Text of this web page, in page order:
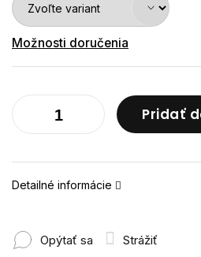
Možnosti doručenia
Pridať
Detailné informácie
Opýtať sa Strážiť